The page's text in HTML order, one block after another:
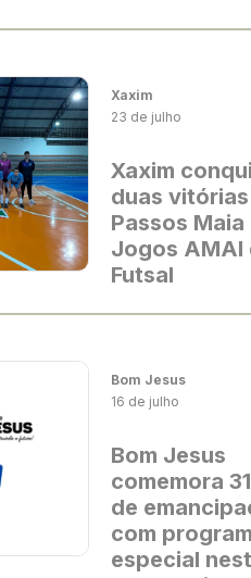
Xaxim
23 de julho
Xaxim
duas
Passos Maia
Jogos AMAI
Futsal
Bom Jesus
16 de julho
Bom Jesus
comemora
de
com
especial